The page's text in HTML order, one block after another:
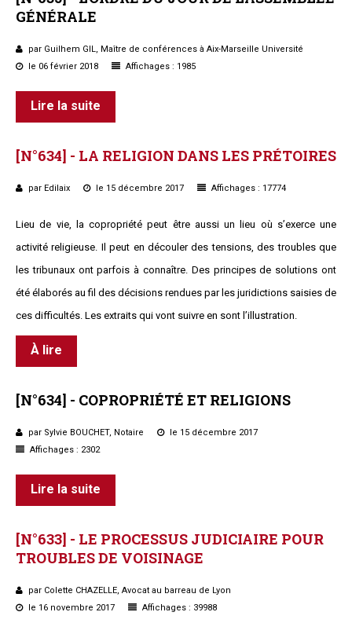
GÉNÉRALE
par Guilhem GIL, Maître de conférences à Aix-Marseille Université
le 06 février 2018
Affichages : 1985
Lire la suite
[N°634] - LA RELIGION DANS LES PRÉTOIRES
par Edilaix le 15 décembre 2017 Affichages : 17774
Lieu de vie, la copropriété peut être aussi un lieu où s’exerce une
activité religieuse. Il peut en découler des tensions, des troubles que
les tribunaux ont parfois à connaître. Des principes de solutions ont
été élaborés au fil des décisions rendues par les juridictions saisies de
ces difficultés. Les extraits qui vont suivre en sont l’illustration.
À lire
[N°634] - COPROPRIÉTÉ ET RELIGIONS
par Sylvie BOUCHET, Notaire
le 15 décembre 2017
Affichages : 2302
Lire la suite
[N°633] - LE PROCESSUS JUDICIAIRE POUR
TROUBLESDE VOISINAGE
par Colette CHAZELLE, Avocat au barreau de Lyon
le 16 novembre 2017
Affichages : 39988